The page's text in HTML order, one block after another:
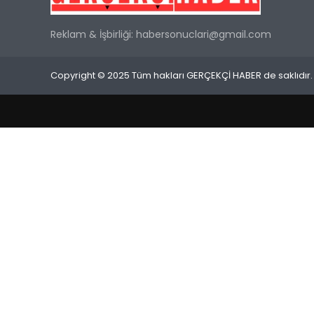
Reklam & İşbirliği: habersonuclari@gmail.com
Copyright © 2025 Tüm hakları GERÇEKÇİ HABER de saklıdır.